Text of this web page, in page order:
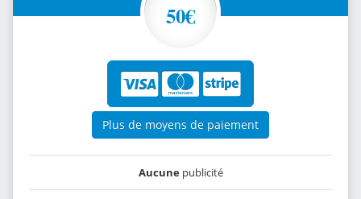
50€
Plus de moyens de paiement
Aucunepublicité